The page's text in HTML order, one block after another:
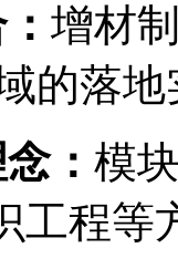
增材
的落地
： 模
工程等